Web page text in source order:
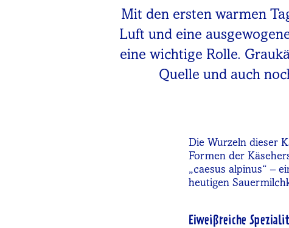
Mit den ersten warmen
Luft und eine
eine wichtige Rolle.
Quelle und auch
Die Wurzeln dieser
Formen der
„caesus alpinus“ –
heutigen
Eiweißreiche